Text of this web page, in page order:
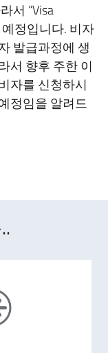
서 “Visa
예정입니다. ‪비자‬
발급과정에 생
서 향후 주한 ‪이
자를 신청하시
정임을 알려드